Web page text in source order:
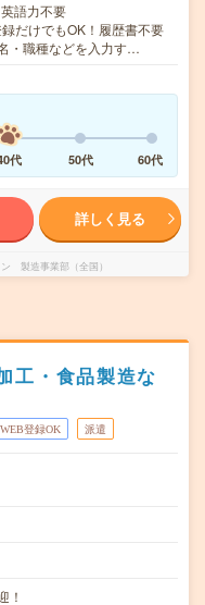
語力不要
だけでもOK！履歴書不要
・職種などを入力す…
代 50代 60代
詳しく見る
製造事業部（全国）
工・食品製造な
WEB登録OK 派遣
！